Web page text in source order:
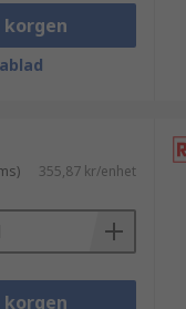
korgen
355,87 kr/enhet
korgen